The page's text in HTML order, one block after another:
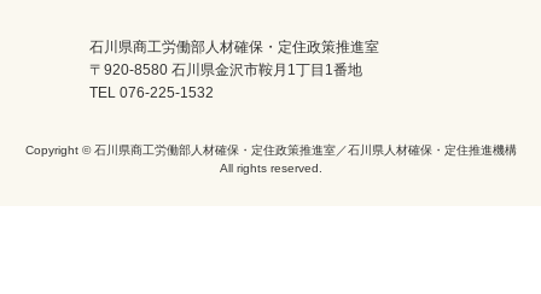
石川県商工労働部人材確保・定住政策推進室
〒920-8580 石川県金沢市鞍月1丁目1番地
TEL 076-225-1532
Copyright © 石川県商工労働部人材確保・定住政策推進室／石川県人材確保・定住推進機構
All rights reserved.